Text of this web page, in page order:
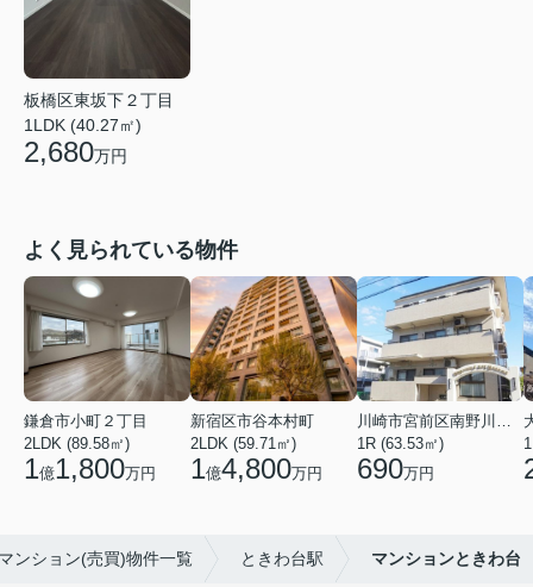
板橋区東坂下２丁目
1LDK (40.27㎡)
2,680万円
よく見られている物件
鎌倉市小町２丁目
2LDK (89.58㎡)
1億1,800万円
新宿区市谷本村町
2LDK (59.71㎡)
1億4,800万円
川崎市宮前区南野川３丁目
1R (63.53㎡)
690万円
ンション(売買)物件一覧 ときわ台駅 マンションときわ台